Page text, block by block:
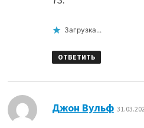
Загрузка...
ОТВЕТИТЬ
Джон Вульф: